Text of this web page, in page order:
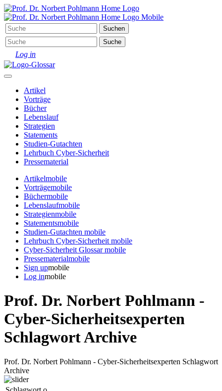
Log in
Artikel
Vorträge
Bücher
Lebenslauf
Strategien
Statements
Studien-Gutachten
Lehrbuch Cyber-Sicherheit
Pressematerial
Artikelmobile
Vorträgemobile
Büchermobile
Lebenslaufmobile
Strategienmobile
Statementsmobile
Studien-Gutachten mobile
Lehrbuch Cyber-Sicherheit mobile
Cyber-Sicherheit Glossarmobile
Pressematerialmobile
Sign upmobile
Log inmobile
Prof. Dr. Norbert Pohlmann -
Cyber-Sicherheitsexperten
Schlagwort Archive
Prof. Dr. Norbert Pohlmann - Cyber-Sicherheitsexperten Schlagwort
Archive